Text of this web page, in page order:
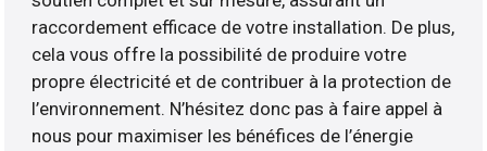
raccordement efficace de votre installation. De plus,
cela vous offre la possibilité de produire votre
propre électricité et de contribuer à la protection de
l’environnement. N’hésitez donc pas à faire appel à
nous pour maximiser les bénéfices de l’énergie